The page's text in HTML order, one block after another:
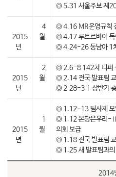
◎ 5.31 서울주보 제
2015
년
4
월
◎ 4.16 MR운영규칙
◎ 4.17 루트르바이 독
◎ 4.24-26 동남아 1
2015
년
2
월
◎ 2.6-8 142차 디퍼
◎ 2.14 전국 발표팀
◎ 2.28-3.1 상반기 총
2015
년
1
월
◎ 1.12-13 팀사제 모
◎ 1.12 본당은우리-Ⅱ
의회 보급
◎ 1.18 전국 발표팀
◎ 1.25 새 발표팀과의
2014